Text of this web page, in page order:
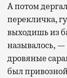
А потом
перекличка,
выходишь из
называлось,
дровяные
был